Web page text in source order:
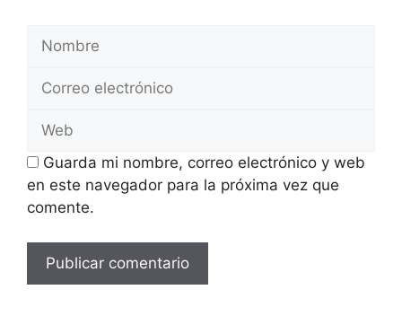
Nombre
Correo
Web
Guarda mi nombre, correo electrónico y web
en este navegador para la próxima vez que
comente.